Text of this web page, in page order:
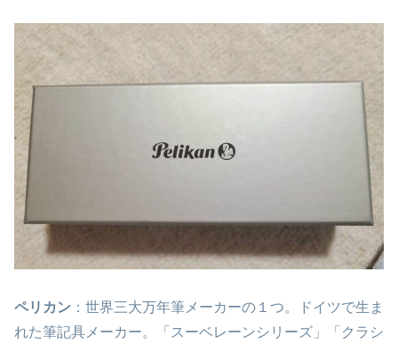
ペリカン ：世界三大万年筆メーカーの１つ。ドイツで生ま
れた筆記具メーカー。「スーベレーンシリーズ」「クラシ